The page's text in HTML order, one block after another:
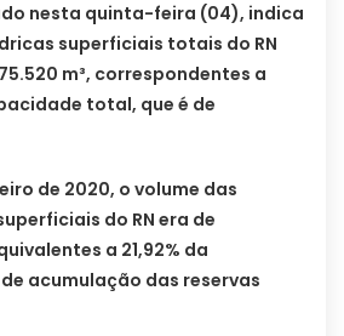
nesta quinta-feira (04), indica
superficiais totais do RN
m³, correspondentes a
total, que é de
de 2020, o volume das
do RN era de
a 21,92% da
acumulação das reservas